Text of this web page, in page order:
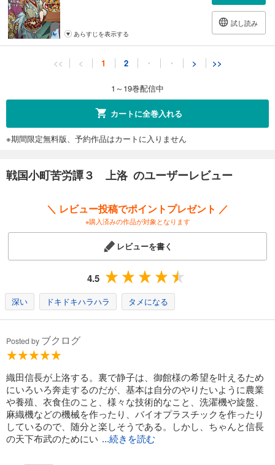
試し読み
あらすじを表示する
戦国小町苦労譚１１ 黎明、安土時代の幕開け
戦国小町苦労譚１２ 哀惜の刻
あらすじを表示する
戦国小町苦労譚１３ 第二次東国征伐
円 (税込)
あらすじを表示する
戦国小町苦労譚１４ 工業時代の夜明け
1,320
試し読み
あらすじを表示する
戦国小町苦労譚１５ 本願寺炎上
1,320円 (税込)
カート
<< < 1 2 ・ ・ > >>
1～19巻配信中
カートに全巻入れる
※期間限定無料版、予約作品はカートに入りません
戦国小町苦労譚３ 上洛 のユーザーレビュー
＼ レビュー投稿でポイントプレゼント ／
※購入済みの作品が対象となります
レビューを書く
4.5
深い ドキドキハラハラ タメになる
Posted by ブクログ
織田信長が上洛する。裏で静子は、御館様の希望を叶えるため
にいろいろ奔走するのだが、基本は自分のやりたいように農業
や養殖、衣食住のこと、様々な技術的なこと、洗濯機や旋盤、
麻織機などの機械を作ったり、バイオプラスチックを作ったり
しているので、随分と楽しそうである。しかし、ちゃんと信長
の天下布武のためにい ...続きを読む